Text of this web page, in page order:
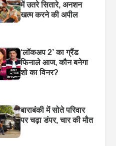
में उतरे सितारे, अनशन
खत्म करने की अपील
‘लॉकअप 2’ का ग्रैंड
फिनाले आज, कौन बनेगा
शो का विनर?
बाराबंकी में सोते परिवार
पर चढ़ा डंपर, चार की मौत